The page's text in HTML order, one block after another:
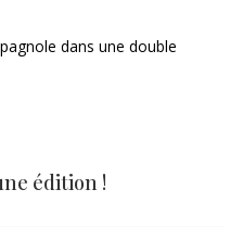
dans une double
édition !